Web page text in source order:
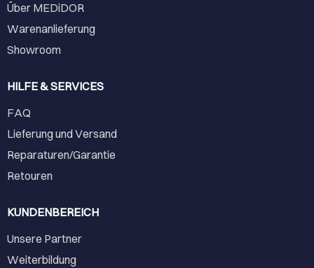
Über MEDiDOR
Warenanlieferung
Showroom
HILFE & SERVICES
FAQ
Lieferung und Versand
Reparaturen/Garantie
Retouren
KUNDENBEREICH
Unsere Partner
Weiterbildung